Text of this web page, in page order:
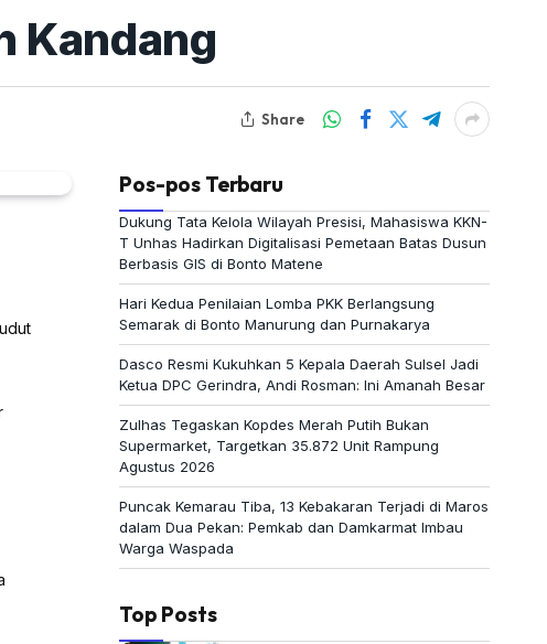
Kandang
Share
Pos-pos Terbaru
Dukung Tata Kelola Wilayah Presisi, Mahasiswa KKN-
T Unhas Hadirkan Digitalisasi Pemetaan Batas Dusun
Berbasis GIS di Bonto Matene
Hari Kedua Penilaian Lomba PKK Berlangsung
Semarak di Bonto Manurung dan Purnakarya
Dasco Resmi Kukuhkan 5 Kepala Daerah Sulsel Jadi
Ketua DPC Gerindra, Andi Rosman: Ini Amanah Besar
Zulhas Tegaskan Kopdes Merah Putih Bukan
Supermarket, Targetkan 35.872 Unit Rampung
Agustus 2026
Puncak Kemarau Tiba, 13 Kebakaran Terjadi di Maros
dalam Dua Pekan: Pemkab dan Damkarmat Imbau
Warga Waspada
Top Posts